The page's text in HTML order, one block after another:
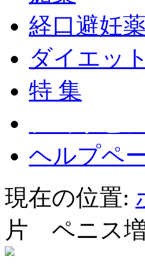
経口避妊薬
ダイエット
特 集
ヘルプペ
現在の位置:
片 ペニス